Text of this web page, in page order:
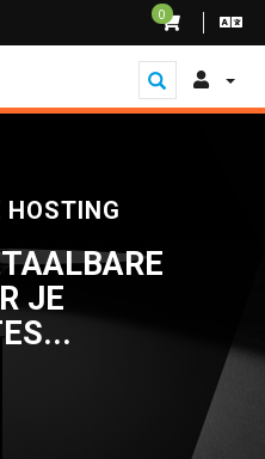
0
HOSTING
JE